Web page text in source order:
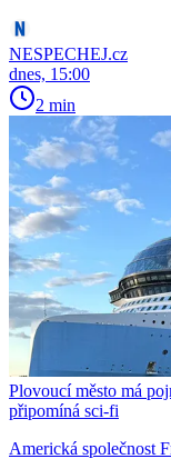
NESPECHEJ.cz
dnes, 15:00
2 min
Plovoucí město má
připomíná sci-fi
Americká společnost